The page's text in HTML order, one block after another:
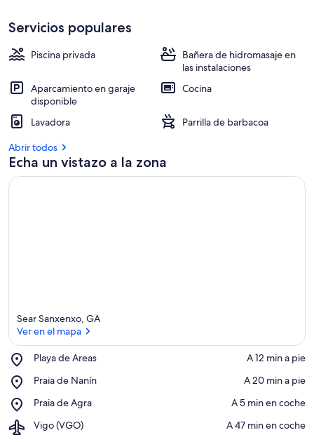
i
o
d
e
l
o
Servicios populares
Piscina privada
Bañera de hidromasaje en
las instalaciones
Aparcamiento en garaje
disponible
Cocina
Lavadora
Parrilla de barbacoa
Abrir todos
Echa un vistazo a la zona
Sear Sanxenxo, GA
Ver en el mapa
Playa de Areas
Place,
de
‪A 12 min a pie‬
Praia de Nanín
Place,
de
‪A 20 min a pie‬
Praia de Agra
Place,
de
‪A 5 min en coche‬
Vigo (VGO)
Airport,
‪A 47 min en coche‬